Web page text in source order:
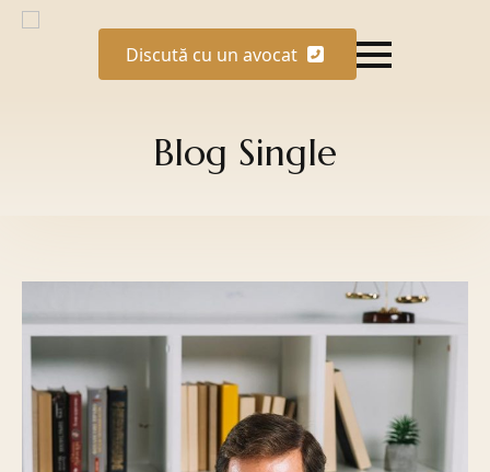
Discută cu un avocat
Blog Single